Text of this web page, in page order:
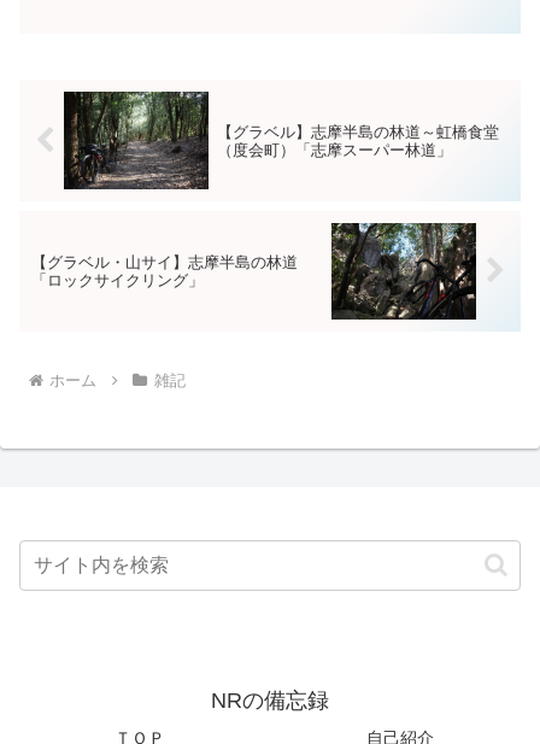
【グラベル】志摩半島の林道～虹橋食堂
（度会町）「志摩スーパー林道」
【グラベル・山サイ】志摩半島の林道
「ロックサイクリング」
ホーム 雑記
NRの備忘録
ＴＯＰ 自己紹介